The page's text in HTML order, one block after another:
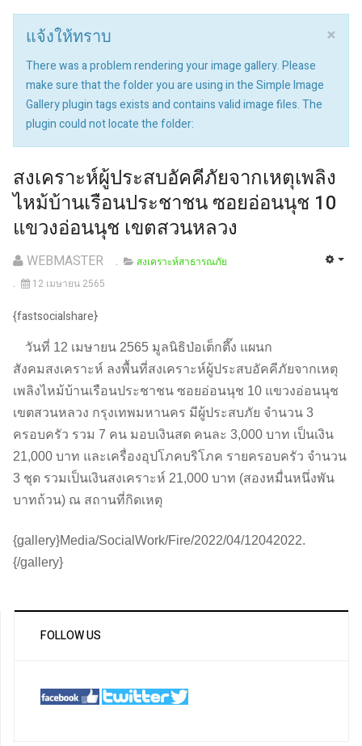
×
แจ้งให้ทราบ
There was a problem rendering your image gallery. Please
make sure that the folder you are using in the Simple Image
Gallery plugin tags exists and contains valid image files. The
plugin could not locate the folder:
สงเคราะห์ผู้ประสบอัคคีภัยจากเหตุเพลิง
ไหม้บ้านเรือนประชาชน ซอยอ่อนนุช 10
แขวงอ่อนนุช เขตสวนหลวง
WEBMASTER
สงเคราะห์สาธารณภัย
12 เมษายน 2565
{fastsocialshare}
วันที่ 12 เมษายน 2565 มูลนิธิป่อเต็กตึ๊ง แผนก
สังคมสงเคราะห์ ลงพื้นที่สงเคราะห์ผู้ประสบอัคคีภัยจากเหตุ
เพลิงไหม้บ้านเรือนประชาชน ซอยอ่อนนุช 10 แขวงอ่อนนุช
เขตสวนหลวง กรุงเทพมหานคร มีผู้ประสบภัย จำนวน 3
ครอบครัว รวม 7 คน มอบเงินสด คนละ 3,000 บาท เป็นเงิน
21,000 บาท และเครื่องอุปโภคบริโภค รายครอบครัว จำนวน
3 ชุด รวมเป็นเงินสงเคราะห์ 21,000 บาท (สองหมื่นหนึ่งพัน
บาทถ้วน) ณ สถานที่กิดเหตุ
{gallery}Media/SocialWork/Fire/2022/04/12042022.
{/gallery}
FOLLOW US